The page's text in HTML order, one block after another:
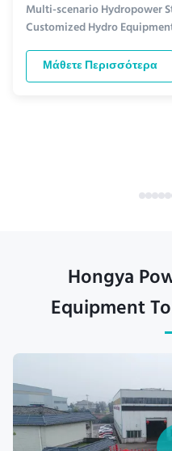
Multi-scenario Hydropower
Customized Hydro
Μάθετε Περισσότερα
Hongya
Equipment